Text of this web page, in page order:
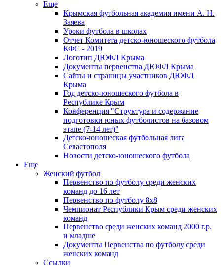
Еще
Крымская футбольная академия имени А. Н.
Заяева
Уроки футбола в школах
Отчет Комитета детско-юношеского футбола
КФС - 2019
Логотип ДЮФЛ Крыма
Документы первенства ДЮФЛ Крыма
Сайты и страницы участников ДЮФЛ
Крыма
Год детско-юношеского футбола в
Республике Крым
Конференция "Структура и содержание
подготовки юных футболистов на базовом
этапе (7-14 лет)"
Детско-юношеская футбольная лига
Севастополя
Новости детско-юношеского футбола
Еще
Женский футбол
Первенство по футболу среди женских
команд до 16 лет
Первенство по футболу 8х8
Чемпионат Республики Крым среди женских
команд
Первенство среди женских команд 2000 г.р.
и младше
Документы Первенства по футболу среди
женских команд
Ссылки